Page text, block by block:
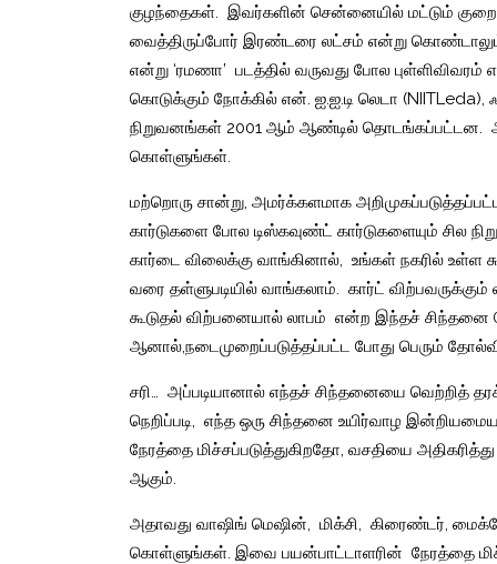
குழந்தைகள். இவர்களின் சென்னையில் மட்டும்
வைத்திருப்போர் இரண்டரை லட்சம் என்று
என்று ‘ரமணா’ படத்தில் வருவது போல புள்ளிவிவரம்
கொடுக்கும் நோக்கில் என். ஐ.ஐ.டி லெடா (NIITLeda),
நிறுவனங்கள் 2001 ஆம் ஆண்டில் தொடங்கப்பட்டன.
கொள்ளுங்கள்.
மற்றொரு சான்று, அமர்க்களமாக
கார்டுகளை போல டிஸ்கவுண்ட் கார்டுகளையும் சில
கார்டை விலைக்கு வாங்கினால், உங்கள் நகரில் உள்ள
வரை தள்ளுபடியில் வாங்கலாம். கார்ட் விற்பவருக்கும்
கூடுதல் விற்பனையால் லாபம் என்ற இந்தச் சிந்தனை
ஆனால்,நடைமுறைப்படுத்தப்பட்ட போது பெரும்
சரி… அப்படியானால் எந்தச் சிந்தனையை வெற்றித்
நெறிப்படி, எந்த ஒரு சிந்தனை உயிர்வாழ
நேரத்தை மிச்சப்படுத்துகிறதோ, வசதியை அதிகரித்து
ஆகும்.
அதாவது வாஷிங் மெஷின், மிக்சி, கிரைண்டர்,
கொள்ளுங்கள். இவை பயன்பாட்டாளரின் நேரத்தை